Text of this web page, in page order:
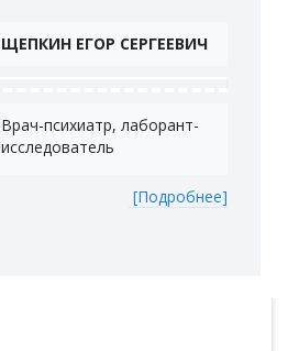
ЩЕПКИН ЕГОР СЕРГЕЕВИЧ
Врач-психиатр, лаборант-
исследователь
[Подробнее]